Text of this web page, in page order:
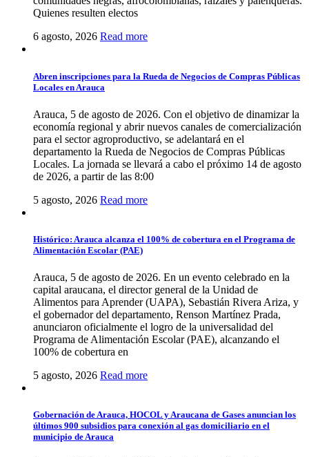
Quienes resulten electos
6 agosto, 2026 Read more
Abren inscripciones para la Rueda de Negocios de Compras Públicas
Locales en Arauca
Arauca, 5 de agosto de 2026. Con el objetivo de dinamizar la
economía regional y abrir nuevos canales de comercialización
para el sector agroproductivo, se adelantará en el
departamento la Rueda de Negocios de Compras Públicas
Locales. La jornada se llevará a cabo el próximo 14 de agosto
de 2026, a partir de las 8:00
5 agosto, 2026 Read more
Histórico: Arauca alcanza el 100% de cobertura en el Programa de
Alimentación Escolar (PAE)
Arauca, 5 de agosto de 2026. En un evento celebrado en la
capital araucana, el director general de la Unidad de
Alimentos para Aprender (UAPA), Sebastián Rivera Ariza, y
el gobernador del departamento, Renson Martínez Prada,
anunciaron oficialmente el logro de la universalidad del
Programa de Alimentación Escolar (PAE), alcanzando el
100% de cobertura en
5 agosto, 2026 Read more
Gobernación de Arauca, HOCOL y Araucana de Gases anuncian los
últimos 900 subsidios para conexión al gas domiciliario en el
municipio de Arauca